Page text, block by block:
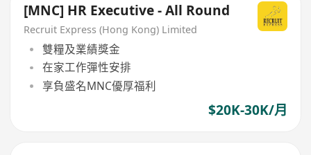
[MNC] HR Executive - All Round
Recruit Express (Hong Kong) Limited
雙糧及業績獎金
在家工作彈性安排
享負盛名MNC優厚福利
$20K-30K/月